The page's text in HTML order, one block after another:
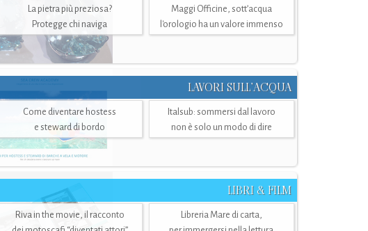
La pietra più preziosa?
Protegge chi naviga
Maggi Officine, sott’acqua
l'orologio ha un valore immenso
LAVORI SULL’ACQUA
Come diventare hostess
e steward di bordo
Italsub: sommersi dal lavoro
non è solo un modo di dire
LIBRI & FILM
Riva in the movie, il racconto
Libreria Mare di carta,